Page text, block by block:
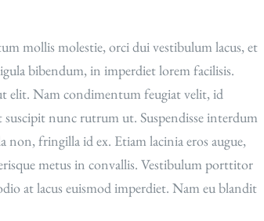
mollis molestie, orci dui vestibulum lacus, et
bibendum, in imperdiet lorem facilisis.
elit. Nam condimentum feugiat velit, id
nunc rutrum ut. Suspendisse interdum
fringilla id ex. Etiam lacinia eros augue,
metus in convallis. Vestibulum porttitor
at lacus euismod imperdiet. Nam eu blandit